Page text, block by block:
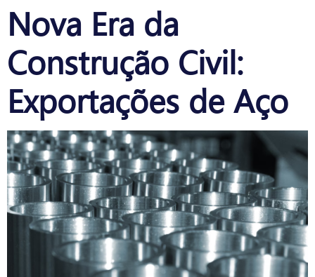
Nova Era da
Construção Civil:
Exportações de Aço